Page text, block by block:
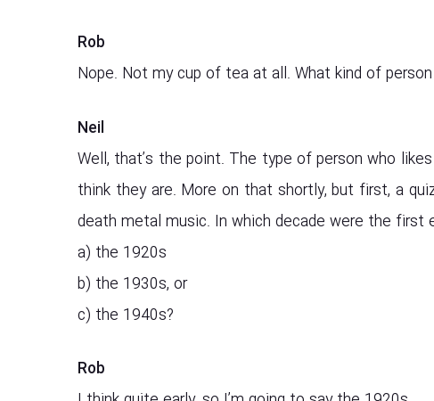
Rob
Nope. Not my cup of tea at all. What kind of
Neil
Well, that’s the point. The type of person who
think they are. More on that shortly, but first, a
death metal music. In which decade were the first
a) the 1920s
b) the 1930s, or
c) the 1940s?
Rob